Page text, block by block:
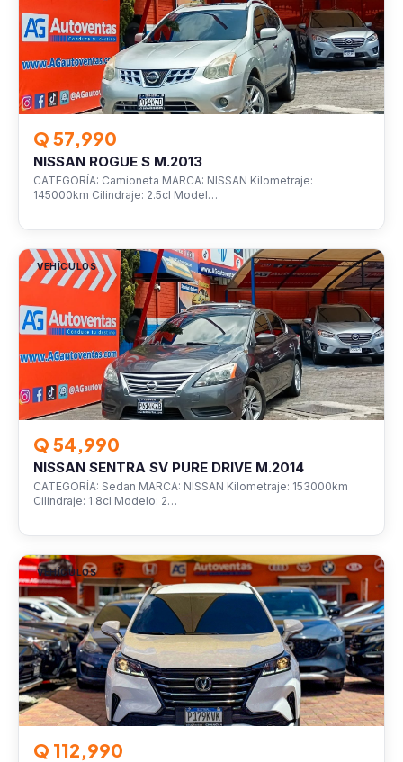
Q 57,990
NISSAN ROGUE S M.2013
CATEGORÍA: Camioneta MARCA: NISSAN Kilometraje:
145000km Cilindraje: 2.5cl Model…
VEHÍCULOS
Q 54,990
NISSAN SENTRA SV PURE DRIVE M.2014
CATEGORÍA: Sedan MARCA: NISSAN Kilometraje: 153000km
Cilindraje: 1.8cl Modelo: 2…
VEHÍCULOS
Q 112,990